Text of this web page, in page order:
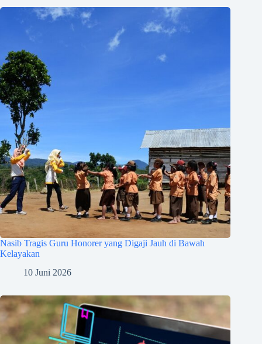
Nasib Tragis Guru Honorer yang Digaji Jauh di Bawah
Kelayakan
10 Juni 2026